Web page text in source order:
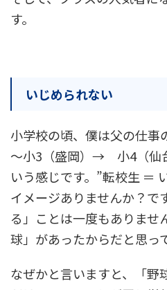
す。
いじめられない
小学校の頃、僕は父の仕事
～小3（盛岡）→ 小4（
いう感じです。”転校生 ＝
イメージありませんか？で
る」ことは一度もありませ
球」があったからだと思っ
なぜかと言いますと、「野